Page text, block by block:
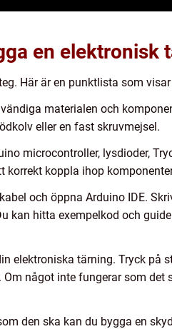
en elektronisk
Här är en punktlista som
materialen och
eller en fast skruvmejsel.
microcontroller, lysdioder,
korrekt koppla ihop
och öppna Arduino IDE.
kan hitta exempelkod och
elektroniska tärning. Tryck på
något inte fungerar som det
den ska kan du bygga en